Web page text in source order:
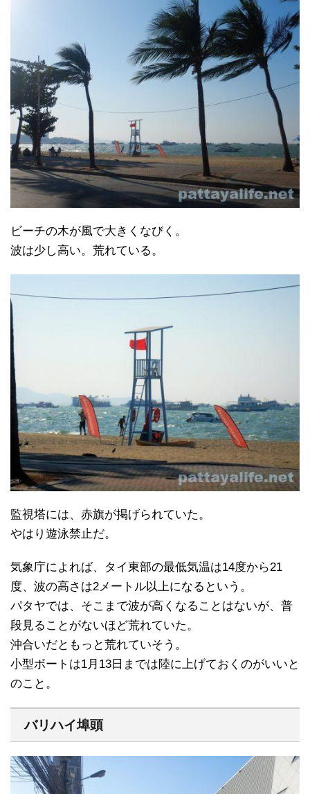
ビーチの木が風で大きくなびく。
波は少し高い。荒れている。
監視塔には、赤旗が掲げられていた。
やはり遊泳禁止だ。
気象庁によれば、タイ東部の最低気温は14度から21
度、波の高さは2メートル以上になるという。
パタヤでは、そこまで波が高くなることはないが、普
段見ることがないほど荒れていた。
沖合いだともっと荒れていそう。
小型ボートは1月13日までは陸に上げておくのがいいと
のこと。
バリハイ埠頭